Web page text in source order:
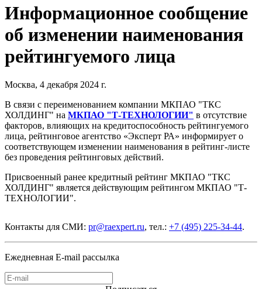
Информационное сообщение
об изменении наименования
рейтингуемого лица
Москва, 4 декабря 2024 г.
В связи с переименованием компании МКПАО "ТКС
ХОЛДИНГ" на МКПАО "Т-ТЕХНОЛОГИИ" в отсутствие
факторов, влияющих на кредитоспособность рейтингуемого
лица, рейтинговое агентство «Эксперт РА» информирует о
соответствующем изменении наименования в рейтинг-листе
без проведения рейтинговых действий.
Присвоенный ранее кредитный рейтинг МКПАО "ТКС
ХОЛДИНГ" является действующим рейтингом МКПАО "Т-
ТЕХНОЛОГИИ".
Контакты для СМИ: pr@raexpert.ru, тел.: +7 (495) 225-34-44.
Ежедневная E-mail рассылка